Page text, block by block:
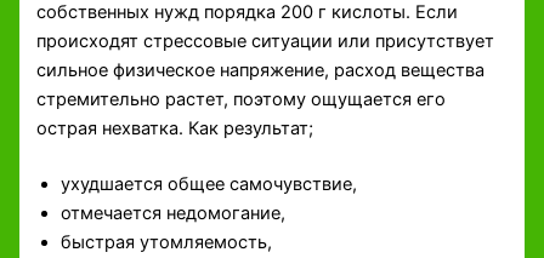
собственных нужд порядка 200 г кислоты. Если
происходят стрессовые ситуации или присутствует
сильное физическое напряжение, расход вещества
стремительно растет, поэтому ощущается его
острая нехватка. Как результат;
ухудшается общее самочувствие,
отмечается недомогание,
быстрая утомляемость,